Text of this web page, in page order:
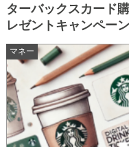
マネー
ターバックスカード
レゼントキャンペーン